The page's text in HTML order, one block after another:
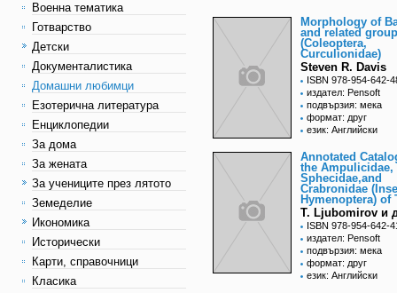
Военна тематика
Готварство
Детски
Документалистика
Домашни любимци
Езотерична литература
Енциклопедии
За дома
За жената
За учениците през лятото
Земеделие
Икономика
Исторически
Карти, справочници
Класика
Morphology of
and related group
(Coleoptera,
Curculionidae)
Steven R. Davis
ISBN 978-954-642-
издател: Pensoft
подвързия: мека
формат: друг
език: Английски
Annotated
the Ampulicidae,
Sphecidae,and
Crabronidae
Hymenoptera) of
T. Ljubomirov и
ISBN 978-954-642-
издател: Pensoft
подвързия: мека
формат: друг
език: Английски